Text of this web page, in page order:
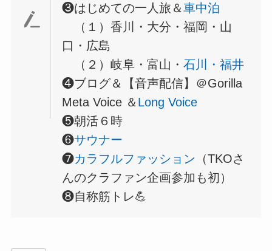
❸はじめての一人旅＆車中泊
（１）香川・大分・福岡・山
口・広島
（２）岐阜・富山・ 石川・福井
❹ブログ＆【音声配信】＠Gorilla
Meta Voice ＆ Long Voice
❺朝活６時
❻サウナー
❼カラフルファッション （TKOさ
んのクラファン企画参加も初）
❽自称筋トレ💪